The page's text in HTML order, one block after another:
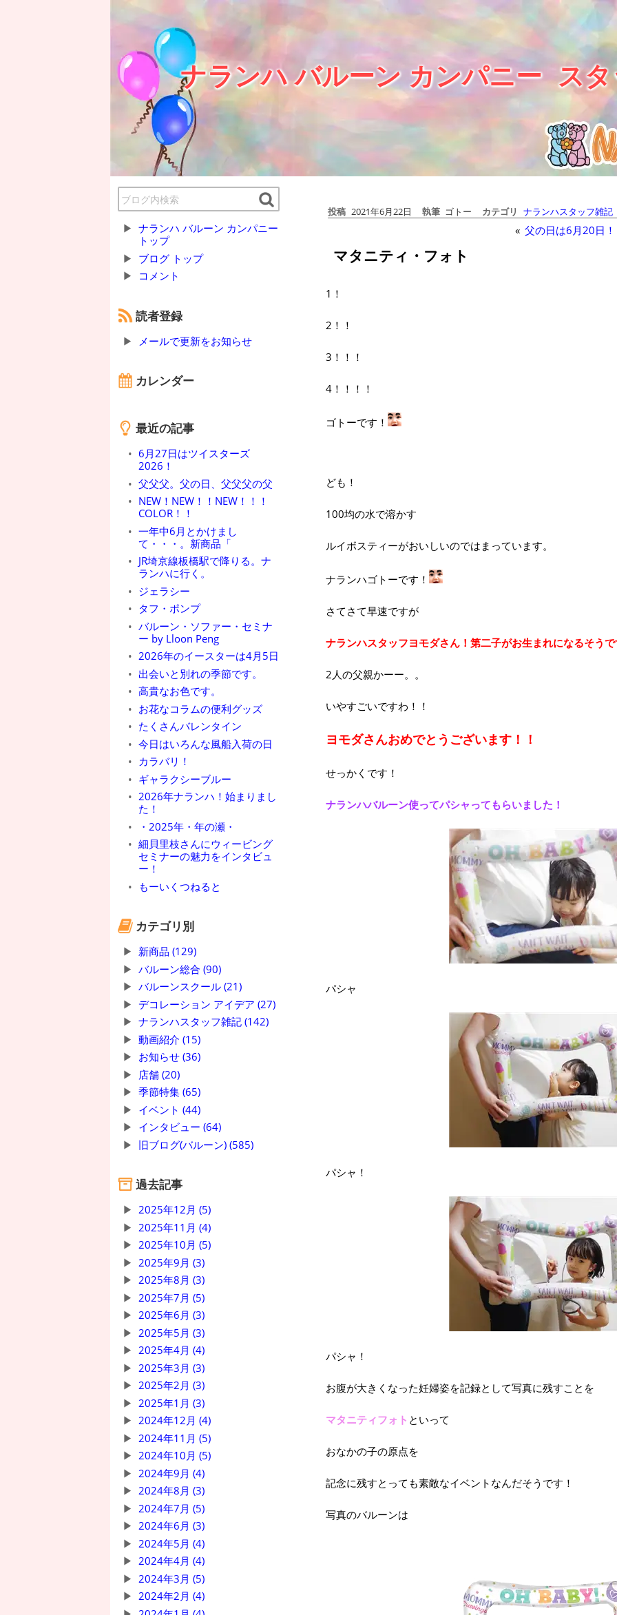
ナランハ バルーン カンパニー ス
ナランハ バルーン カンパニー
トップ
ブログ トップ
コメント
読者登録
メールで更新をお知らせ
カレンダー
最近の記事
6月27日はツイスターズ
2026！
父父父。父の日、父父父の父
NEW！NEW！！NEW！！！
COLOR！！
一年中6月とかけまし
て・・・。新商品「
JR埼京線板橋駅で降りる。ナ
ランハに行く。
ジェラシー
タフ・ポンプ
バルーン・ソファー・セミナ
ー by Lloon Peng
2026年のイースターは4月5日
出会いと別れの季節です。
高貴なお色です。
お花なコラムの便利グッズ
たくさんバレンタイン
今日はいろんな風船入荷の日
カラバリ！
ギャラクシーブルー
2026年ナランハ！始まりまし
た！
・2025年・年の瀬・
細貝里枝さんにウィービング
セミナーの魅力をインタビュ
ー！
もーいくつねると
カテゴリ別
新商品 (129)
バルーン総合 (90)
バルーンスクール (21)
デコレーション アイデア (27)
ナランハスタッフ雑記 (142)
動画紹介 (15)
お知らせ (36)
店舗 (20)
季節特集 (65)
イベント (44)
インタビュー (64)
旧ブログ(バルーン) (585)
過去記事
2025年12月 (5)
2025年11月 (4)
2025年10月 (5)
2025年9月 (3)
2025年8月 (3)
2025年7月 (5)
2025年6月 (3)
2025年5月 (3)
2025年4月 (4)
2025年3月 (3)
2025年2月 (3)
2025年1月 (3)
2024年12月 (4)
2024年11月 (5)
2024年10月 (5)
2024年9月 (4)
2024年8月 (3)
2024年7月 (5)
2024年6月 (3)
2024年5月 (4)
2024年4月 (4)
2024年3月 (5)
2024年2月 (4)
投稿 2021年6月22日 執筆 ゴトー カテゴリ ナランハスタッフ雑記
« 父の日は6月20日！
マタニティ・フォト
1！
2！！
3！！！
4！！！！
ゴトーです！
ども！
100均の水で溶かす
ルイボスティーがおいしいのではまっています。
ナランハゴトーです！
さてさて早速ですが
ナランハスタッフヨモダさん！第二子がお生まれになるそう
2人の父親かーー。。
いやすごいですわ！！
ヨモダさんおめでとうございます！！
せっかくです！
ナランハバルーン使ってパシャってもらいました！
パシャ
パシャ！
パシャ！
お腹が大きくなった妊婦姿を記録として写真に残すことを
マタニティフォト といって
おなかの子の原点を
記念に残すとっても素敵なイベントなんだそうです！
写真のバルーンは